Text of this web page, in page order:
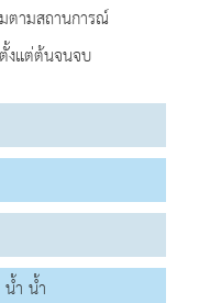
ตามสถานการณ์
งแต่ต้นจนจบ
ำ น้ำ